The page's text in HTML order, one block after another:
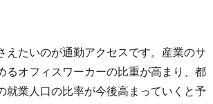
えたいのが通勤アクセスです。産業のサ
るオフィスワーカーの比重が高まり、都
就業人口の比率が今後高まっていくと予